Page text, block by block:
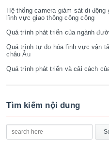
Hệ thống camera giám sát di
lĩnh vực giao thông công cộng
Quá trình phát triển của ngành
Quá trình tự do hóa lĩnh vực vận
châu Âu
Quá trình phát triển và cải cách
Tìm kiếm nội dung